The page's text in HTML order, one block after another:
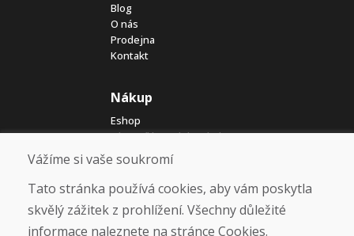
Blog
O nás
Prodejna
Kontakt
Nákup
Eshop
Jak posíláme elektrokola
Obchodní podmínky
Doprava
Platba
Vrácení a výměna zboží
Ochrana osobních údajů
Vážíme si vaše soukromí
Tato stránka používá cookies, aby vám poskytla
skvělý zážitek z prohlížení. Všechny důležité
informace naleznete na stránce Cookies.